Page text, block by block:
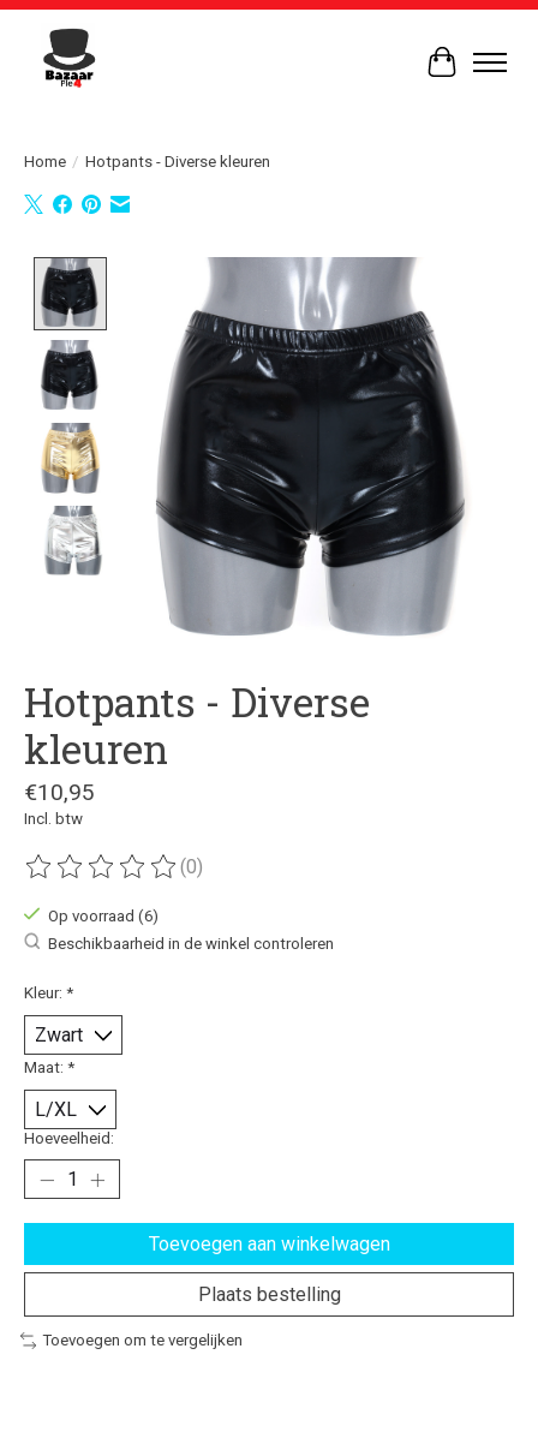
Home / Hotpants - Diverse kleuren
Product image slideshow Items
Hotpants - Diverse
kleuren
€10,95
Incl. btw
De beoordeling van dit product is
(0)
Op voorraad (6)
Beschikbaarheid in de winkel controleren
Kleur: *
Maat: *
Hoeveelheid:
Toevoegen aan winkelwagen
Plaats bestelling
Toevoegen om te vergelijken